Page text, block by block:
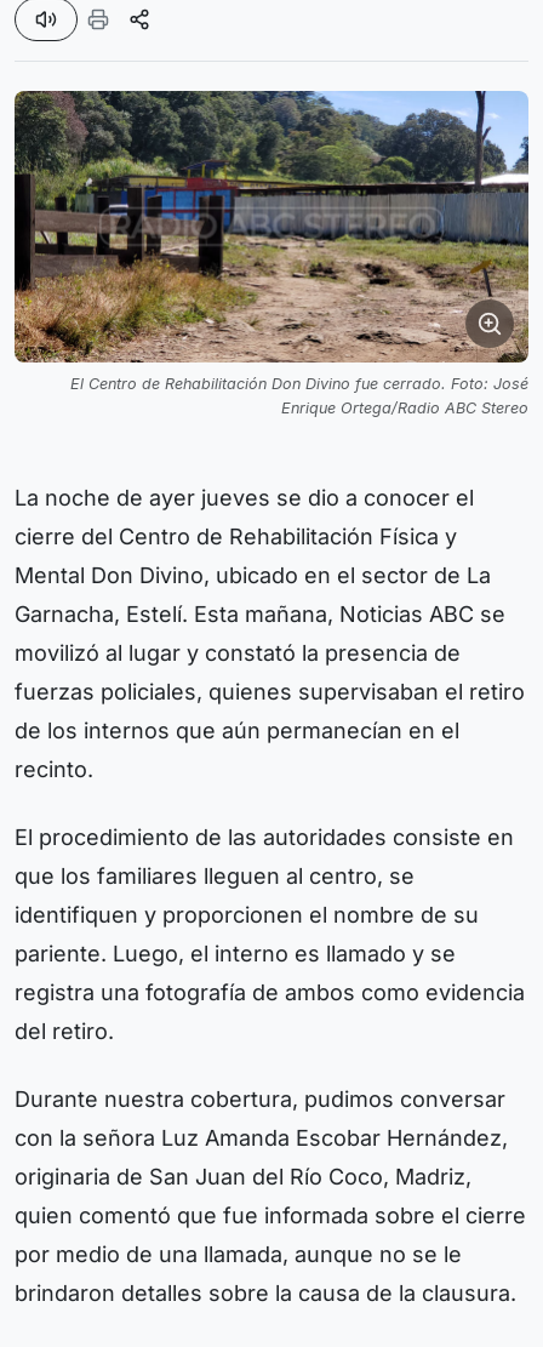
El Centro de Rehabilitación Don Divino fue cerrado. Foto: José
Enrique Ortega/Radio ABC Stereo
La noche de ayer jueves se dio a conocer el
cierre del Centro de Rehabilitación Física y
Mental Don Divino, ubicado en el sector de La
Garnacha, Estelí. Esta mañana, Noticias ABC se
movilizó al lugar y constató la presencia de
fuerzas policiales, quienes supervisaban el retiro
de los internos que aún permanecían en el
recinto.
El procedimiento de las autoridades consiste en
que los familiares lleguen al centro, se
identifiquen y proporcionen el nombre de su
pariente. Luego, el interno es llamado y se
registra una fotografía de ambos como evidencia
del retiro.
Durante nuestra cobertura, pudimos conversar
con la señora Luz Amanda Escobar Hernández,
originaria de San Juan del Río Coco, Madriz,
quien comentó que fue informada sobre el cierre
por medio de una llamada, aunque no se le
brindaron detalles sobre la causa de la clausura.